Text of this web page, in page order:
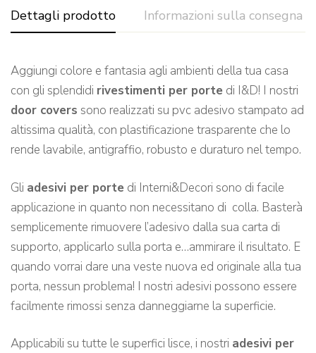
Dettagli prodotto Informazioni sulla consegna
Aggiungi colore e fantasia agli ambienti della tua casa
con gli splendidi rivestimenti per porte di I&D! I nostri
door covers sono realizzati su pvc adesivo stampato ad
altissima qualità, con plastificazione trasparente che lo
rende lavabile, antigraffio, robusto e duraturo nel tempo.
Gli adesivi per porte di Interni&Decori sono di facile
applicazione in quanto non necessitano di colla. Basterà
semplicemente rimuovere l’adesivo dalla sua carta di
supporto, applicarlo sulla porta e…ammirare il risultato. E
quando vorrai dare una veste nuova ed originale alla tua
porta, nessun problema! I nostri adesivi possono essere
facilmente rimossi senza danneggiarne la superficie.
Applicabili su tutte le superfici lisce, i nostri adesivi per